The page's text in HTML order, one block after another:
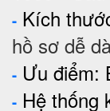
- Kích
hồ sơ dễ
- Ưu điểm:
- Hệ thống